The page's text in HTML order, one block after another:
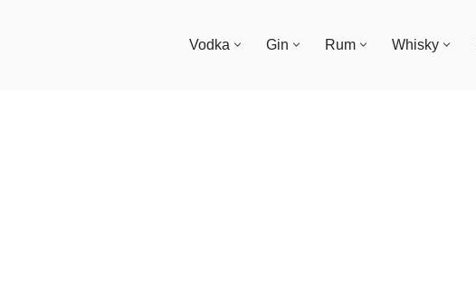
Vodka Gin Rum Whisky